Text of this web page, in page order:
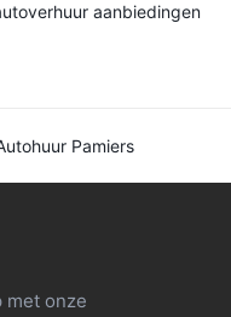
aanbiedingen
Pamiers
met onze